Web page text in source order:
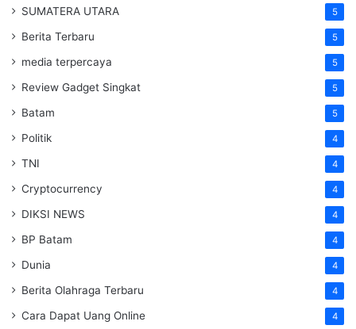
SUMATERA UTARA 5
Berita Terbaru 5
media terpercaya 5
Review Gadget Singkat 5
Batam 5
Politik 4
TNI 4
Cryptocurrency 4
DIKSI NEWS 4
BP Batam 4
Dunia 4
Berita Olahraga Terbaru 4
Cara Dapat Uang Online 4